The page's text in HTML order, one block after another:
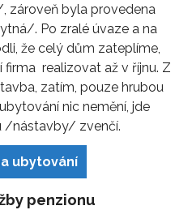
zároveň byla provedena
. Po zralé úvaze a na
že celý dům zateplíme,
realizovat až v říjnu. Z
zatím, pouze hrubou
nic nemění, jde
/nástavby/ zvenčí.
ubytování
penzionu